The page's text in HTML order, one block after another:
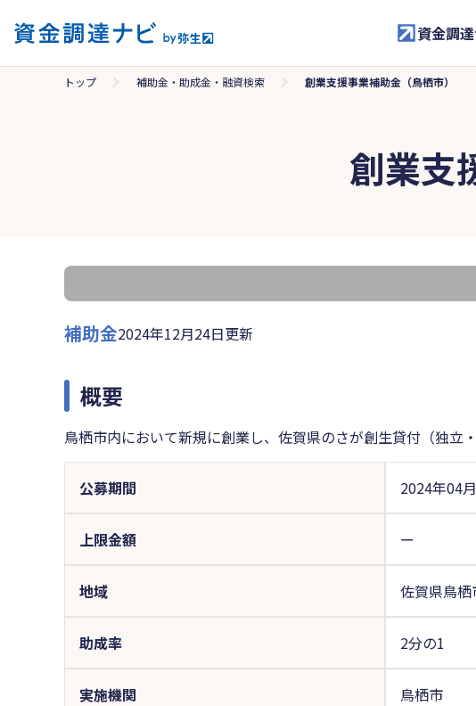
資金調
トップ 補助金・助成金・融資検索 創業支援事業補助金（鳥栖市）
創業支
補助金2024年12月24日更新
概要
鳥栖市内において新規に創業し、佐賀県のさが創生貸付（独立
公募期間 2024年04
上限金額 ー
地域 佐賀県鳥栖
助成率 2分の1
実施機関 鳥栖市